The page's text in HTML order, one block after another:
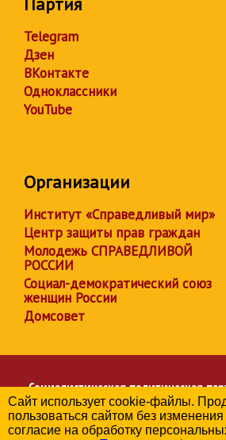
Telegram
Дзен
ВКонтакте
Одноклассники
YouTube
Организации
Институт «Справедливый мир»
Центр защиты прав граждан
Молодежь СПРАВЕДЛИВОЙ
РОССИИ
Социал-демократический союз
женщин России
Домсовет
Социалистическая политическая
РОССИЯ
Региональное отделение партии
Сайт использует cookie-файлы.
пользоваться сайтом без
согласие на обработку